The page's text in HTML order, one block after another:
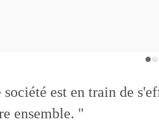
est en train de
ensemble. "